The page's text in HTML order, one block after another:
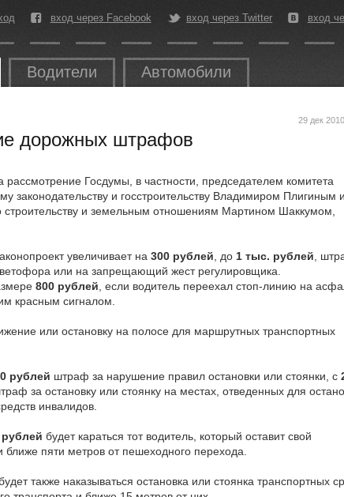
вход через Facebook вход через Twitter вход
Водители Автомобили
29 дек
дорожных штрафов
рассмотрение Госдумы, в частности, председателем комитета
законодательству и госстроительству Владимиром Плигиным и
строительству и земельным отношениям Мартином Шаккумом,
увеличивает на 300 рублей , до 1 тыс. рублей ,
или на запрещающий жест регулировщика.
800 рублей , если водитель переехал стоп-линию на
красным сигналом.
или остановку на полосе для маршрутных транспортных
рублей штраф за нарушение правил остановки или стоянки, с
за остановку или стоянку на местах, отведенных для
инвалидов.
будет караться тот водитель, который оставит свой
ближе пяти метров от пешеходного перехода.
также наказываться остановка или стоянка транспортных